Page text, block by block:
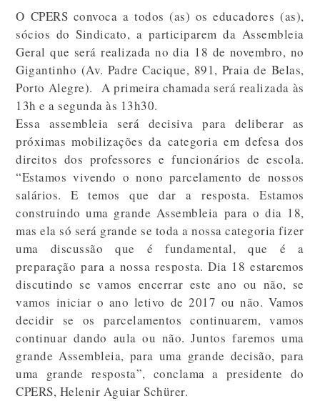
O CPERS convoca a todos (as) os educadores (as),
sócios do Sindicato, a participarem da Assembleia
Geral que será realizada no dia 18 de novembro, no
Gigantinho (Av. Padre Cacique, 891, Praia de Belas,
Porto Alegre). A primeira chamada será realizada às
13h e a segunda às 13h30.
Essa assembleia será decisiva para deliberar as
próximas mobilizações da categoria em defesa dos
direitos dos professores e funcionários de escola.
“Estamos vivendo o nono parcelamento de nossos
salários. E temos que dar a resposta. Estamos
construindo uma grande Assembleia para o dia 18,
mas ela só será grande se toda a nossa categoria fizer
uma discussão que é fundamental, que é a
preparação para a nossa resposta. Dia 18 estaremos
discutindo se vamos encerrar este ano ou não, se
vamos iniciar o ano letivo de 2017 ou não. Vamos
decidir se os parcelamentos continuarem, vamos
continuar dando aula ou não. Juntos faremos uma
grande Assembleia, para uma grande decisão, para
uma grande resposta”, conclama a presidente do
CPERS, Helenir Aguiar Schürer.